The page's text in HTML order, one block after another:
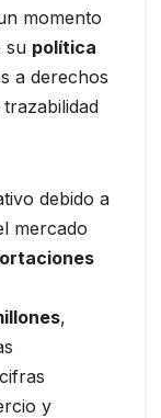
momento
su política
a derechos
debido a
mercado
,
y